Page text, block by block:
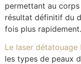
permettant au
résultat définitif du
fois plus rapidement.
Le laser détatouage
les types de peaux